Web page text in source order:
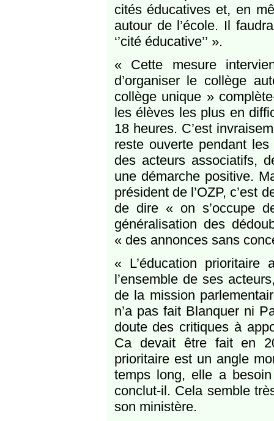
cités éducatives et, en
autour de l’école. Il
‘’cité éducative’’ ».
« Cette mesure
d’organiser le collège
collège unique »
les élèves les plus en
18 heures. C’est
reste ouverte pendant
des acteurs associatifs,
une démarche positive.
président de l’OZP, c’est
de dire « on s’occupe
généralisation des
« des annonces sans
« L’éducation prioritaire
l’ensemble de ses
de la mission
n’a pas fait Blanquer ni
doute des critiques à
Ca devait être fait en
prioritaire est un angle
temps long, elle a
conclut-il. Cela semble
son ministère.